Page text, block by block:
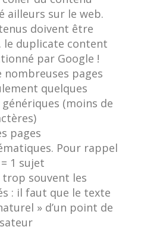
ailleurs sur le web.
doivent être
le duplicate content
par Google !
nombreuses pages
quelques
(moins de
pages
Pour rappel
1 sujet
trop souvent les
: il faut que le texte
» d’un point de